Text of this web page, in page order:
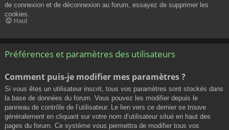
de connexion et de déconnexion au forum, essayez de supprimer les
cookies.
Haut
Préférences et paramètres des utilisateurs
Comment puis-je modifier mes paramètres ?
Si vous êtes un utilisateur inscrit, tous vos paramètres sont stockés dans
la base de données du forum. Vous pouvez les modifier depuis le
panneau de contrôle de l’utilisateur. Le lien vers ce dernier se trouve
généralement en cliquant sur votre nom d’utilisateur situé en haut des
pages du forum. Ce système vous permettra de modifier tous vos